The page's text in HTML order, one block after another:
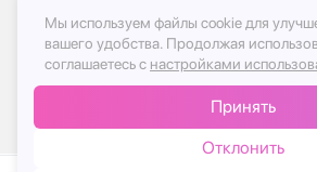
© 2017-2026г, База Цветов 24.ру
Политика конфиденциальности
Публичная оферта
Мы используем файлы cookie для
вашего удобства. Продолжая
соглашаетесь с настройками
Принять
Отклонить